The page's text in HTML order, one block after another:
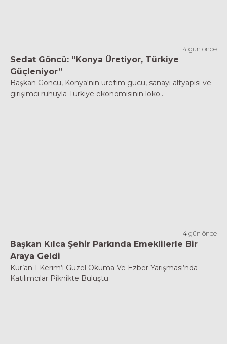
4 gün önce
Sedat Göncü: “Konya Üretiyor, Türkiye
Güçleniyor”
Başkan Göncü, Konya'nın üretim gücü, sanayi altyapısı ve
girişimci ruhuyla Türkiye ekonomisinin loko...
4 gün önce
Başkan Kılca Şehir Parkında Emeklilerle Bir
Araya Geldi
Kur’an-I Kerim’i Güzel Okuma Ve Ezber Yarışması’nda
Katılımcılar Piknikte Buluştu